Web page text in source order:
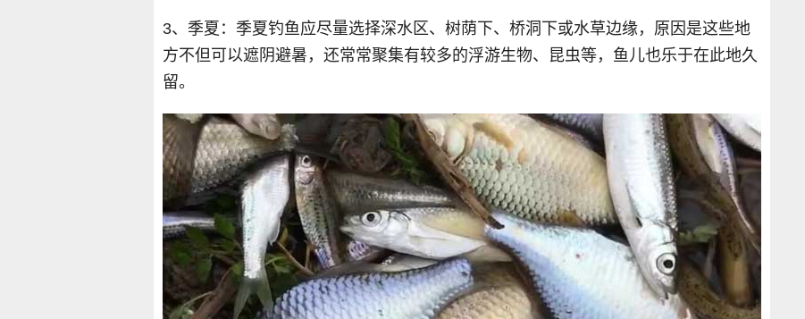
3、季夏：季夏钓鱼应尽量选择深水区、树荫下、桥洞下或水草边缘，原因是这些地
方不但可以遮阴避暑，还常常聚集有较多的浮游生物、昆虫等，鱼儿也乐于在此地久
留。